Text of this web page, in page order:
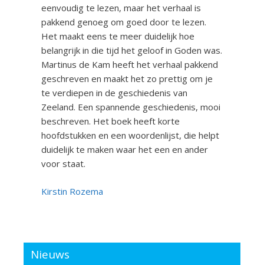
eenvoudig te lezen, maar het verhaal is
pakkend genoeg om goed door te lezen.
Het maakt eens te meer duidelijk hoe
belangrijk in die tijd het geloof in Goden was.
Martinus de Kam heeft het verhaal pakkend
geschreven en maakt het zo prettig om je
te verdiepen in de geschiedenis van
Zeeland. Een spannende geschiedenis, mooi
beschreven. Het boek heeft korte
hoofdstukken en een woordenlijst, die helpt
duidelijk te maken waar het een en ander
voor staat.
Kirstin Rozema
Nieuws